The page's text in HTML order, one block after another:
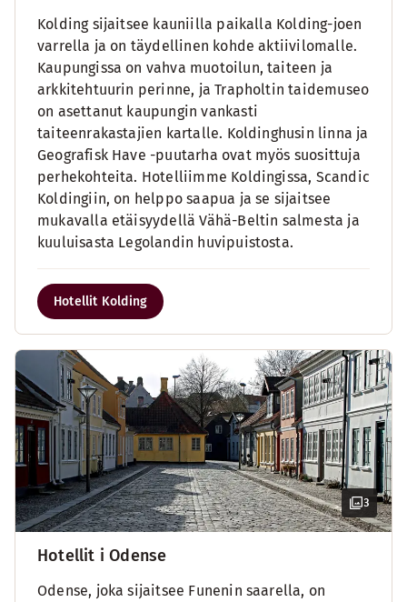
Kolding sijaitsee kauniilla paikalla Kolding-joen
varrella ja on täydellinen kohde aktiivilomalle.
Kaupungissa on vahva muotoilun, taiteen ja
arkkitehtuurin perinne, ja Trapholtin taidemuseo
on asettanut kaupungin vankasti
taiteenrakastajien kartalle. Koldinghusin linna ja
Geografisk Have -puutarha ovat myös suosittuja
perhekohteita. Hotelliimme Koldingissa, Scandic
Koldingiin, on helppo saapua ja se sijaitsee
mukavalla etäisyydellä Vähä-Beltin salmesta ja
kuuluisasta Legolandin huvipuistosta.
Hotellit Kolding
3
Hotellit i Odense
Odense, joka sijaitsee Funenin saarella, on